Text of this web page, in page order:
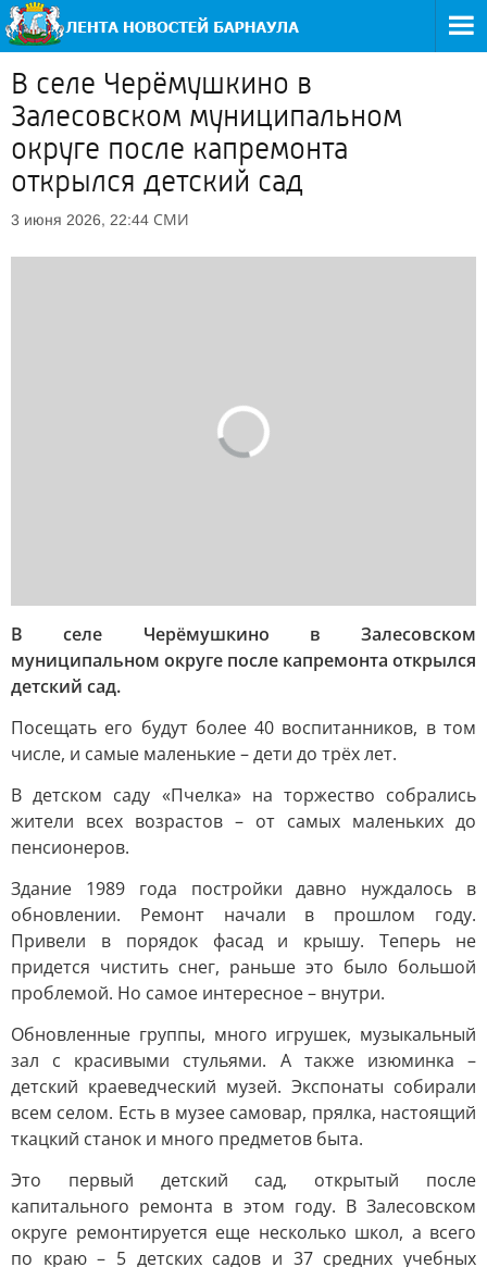
В селе Черёмушкино в
Залесовском муниципальном
округе после капремонта
открылся детский сад
3 июня 2026, 22:44 СМИ
В селе Черёмушкино в Залесовском
муниципальном округе после капремонта открылся
детский сад.
Посещать его будут более 40 воспитанников, в том
числе, и самые маленькие – дети до трёх лет.
В детском саду «Пчелка» на торжество собрались
жители всех возрастов – от самых маленьких до
пенсионеров.
Здание 1989 года постройки давно нуждалось в
обновлении. Ремонт начали в прошлом году.
Привели в порядок фасад и крышу. Теперь не
придется чистить снег, раньше это было большой
проблемой. Но самое интересное – внутри.
Обновленные группы, много игрушек, музыкальный
зал с красивыми стульями. А также изюминка –
детский краеведческий музей. Экспонаты собирали
всем селом. Есть в музее самовар, прялка, настоящий
ткацкий станок и много предметов быта.
Это первый детский сад, открытый после
капитального ремонта в этом году. В Залесовском
округе ремонтируется еще несколько школ, а всего
по краю – 5 детских садов и 37 средних учебных